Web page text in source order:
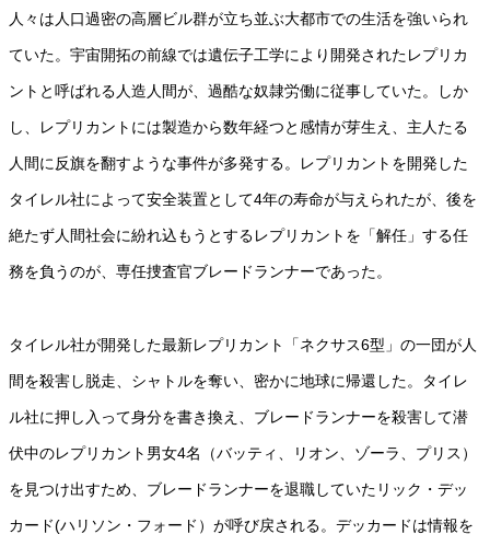
人々は人口過密の高層ビル群が立ち並ぶ大都市での生活を強いられ
ていた。宇宙開拓の前線では遺伝子工学により開発されたレプリカ
ントと呼ばれる人造人間が、過酷な奴隷労働に従事していた。しか
し、レプリカントには製造から数年経つと感情が芽生え、主人たる
人間に反旗を翻すような事件が多発する。レプリカントを開発した
タイレル社によって安全装置として4年の寿命が与えられたが、後を
絶たず人間社会に紛れ込もうとするレプリカントを「解任」する任
務を負うのが、専任捜査官ブレードランナーであった。
タイレル社が開発した最新レプリカント「ネクサス6型」の一団が人
間を殺害し脱走、シャトルを奪い、密かに地球に帰還した。タイレ
ル社に押し入って身分を書き換え、ブレードランナーを殺害して潜
伏中のレプリカント男女4名（バッティ、リオン、ゾーラ、プリス）
を見つけ出すため、ブレードランナーを退職していたリック・デッ
カード(ハリソン・フォード）が呼び戻される。デッカードは情報を